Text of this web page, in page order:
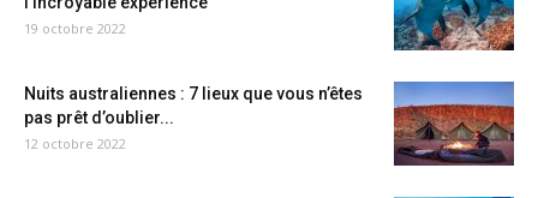
19 octobre 2022
Nuits australiennes : 7 lieux que vous n’êtes
pas prêt d’oublier...
12 octobre 2022